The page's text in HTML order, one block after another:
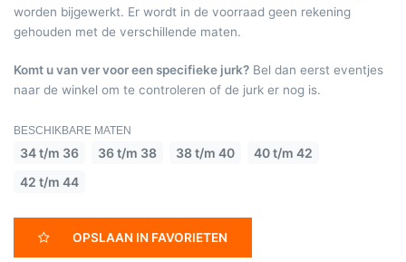
worden bijgewerkt. Er wordt in de voorraad geen rekening
gehouden met de verschillende maten.
Komt u van ver voor een specifieke jurk? Bel dan eerst eventjes
naar de winkel om te controleren of de jurk er nog is.
BESCHIKBARE MATEN
34 t/m 36 36 t/m 38 38 t/m 40
40 t/m 42
42 t/m 44
OPSLAAN IN FAVORIETEN